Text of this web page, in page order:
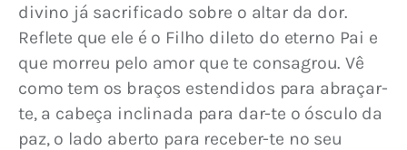
divino já sacrificado sobre o altar da dor.
Reflete que ele é o Filho dileto do eterno Pai e
que morreu pelo amor que te consagrou. Vê
como tem os braços estendidos para abraçar-
te, a cabeça inclinada para dar-te o ósculo da
paz, o lado aberto para receber-te no seu